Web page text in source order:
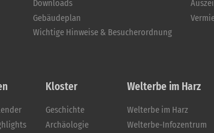
Downloads
Gebäudeplan
Wichtige Hinweise & Besucherordnung
Kloster
Geschichte
Archäologie
Welterbe im Harz
Welterbe im Harz
Welterbe-Infozentrum